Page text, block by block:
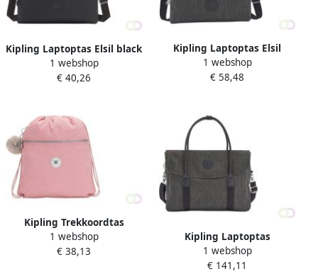
Kipling Laptoptas Elsil black
noir
1 webshop
€ 40,26
Kipling Laptoptas Elsil
"Black Peppery"
1 webshop
€ 58,48
Kipling Trekkoordtas
Supertaboo "Bridal Roze"
1 webshop
€ 38,13
Kipling Laptoptas
Superworker black peppery
1 webshop
€ 141,11